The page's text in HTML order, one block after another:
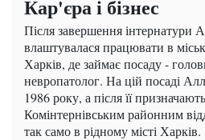
Кар'єра і бізнес
Після завершення інтернатури
влаштувалася працювати в
Харків, де займає посаду -
невропатолог. На цій посаді
1986 року, а після її
Комінтернівським районним
так само в рідному місті Харків.